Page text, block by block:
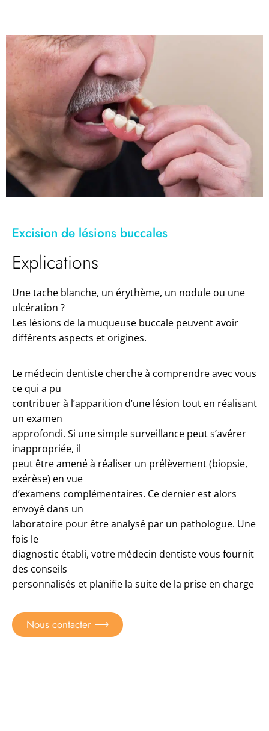
Excision de lésions buccales
Explications
Une tache blanche, un érythème, un nodule ou une
ulcération ?
Les lésions de la muqueuse buccale peuvent avoir
différents aspects et origines.
Le médecin dentiste cherche à comprendre avec vous
ce qui a pu
contribuer à l’apparition d’une lésion tout en réalisant
un examen
approfondi. Si une simple surveillance peut s’avérer
inappropriée, il
peut être amené à réaliser un prélèvement (biopsie,
exérèse) en vue
d’examens complémentaires. Ce dernier est alors
envoyé dans un
laboratoire pour être analysé par un pathologue. Une
fois le
diagnostic établi, votre médecin dentiste vous fournit
des conseils
personnalisés et planifie la suite de la prise en charge
Nous contacter ⟶